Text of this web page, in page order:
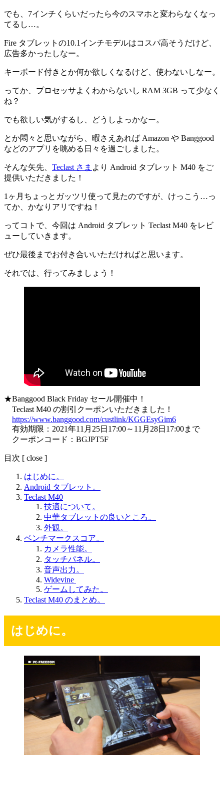
でも、7インチくらいだったら今のスマホと変わらなくなっ
てるし…。
Fire タブレットの10.1インチモデルはコスパ高そうだけど、
広告多かったしなー。
キーボード付きとか何か欲しくなるけど、使わないしなー。
ってか、プロセッサよくわからないし RAM 3GB って少なく
ね？
でも欲しい気がするし、どうしよっかなー。
とか悶々と思いながら、暇さえあれば Amazon や Banggood
などのアプリを眺める日々を過ごしました。
そんな矢先、 Teclast さま より Android タブレット M40 をご
提供いただきました！
1ヶ月ちょっとガッツリ使って見たのですが、けっこう…っ
てか、かなりアリですね！
ってコトで、今回は Android タブレット Teclast M40 をレビ
ューしていきます。
ぜひ最後までお付き合いいただければと思います。
それでは、行ってみましょう！
★Banggood Black Friday セール開催中！
Teclast M40 の割引クーポンいただきました！
https://www.banggood.com/custlink/KGGEsyGim6
有効期限：2021年11月25日17:00～11月28日17:00まで
クーポンコード： BGJPT5F
目次 [ close ]
はじめに。
Android タブレット。
Teclast M40
技適について。
中華タブレットの良いところ。
外観。
ベンチマークスコア。
カメラ性能。
タッチパネル。
音声出力。
Widevine
ゲームしてみた。
Teclast M40 のまとめ。
はじめに。